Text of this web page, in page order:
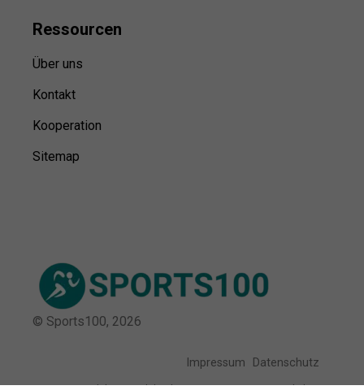
Ressourcen
Über uns
Kontakt
Kooperation
Sitemap
© Sports100, 2026
Impressum Datenschutz